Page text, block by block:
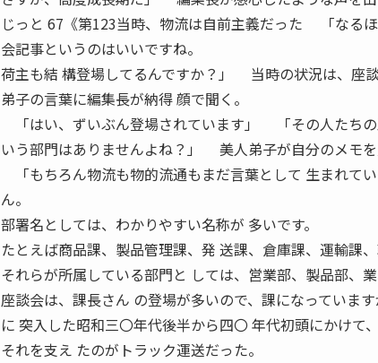
じっと 67《第123当時、物流は自前主義だった 「なる
会記事というのはいいですね。
荷主も結 構登場してるんですか？」 当時の状況は、座
弟子の言葉に編集長が納得 顔で聞く。
「はい、ずいぶん登場されています」 「その人たち
いう部門はありませんよね？」 美人弟子が自分のメモを
「もちろん物流も物的流通もまだ言葉として 生まれて
ん。
部署名としては、わかりやすい名称が 多いです。
たとえば商品課、製品管理課、発 送課、倉庫課、運輸課
それらが所属している部門と しては、営業部、製品部、
座談会は、課長さん の登場が多いので、課になってい
に 突入した昭和三〇年代後半から四〇 年代初頭にかけて
それを支え たのがトラック運送だった。